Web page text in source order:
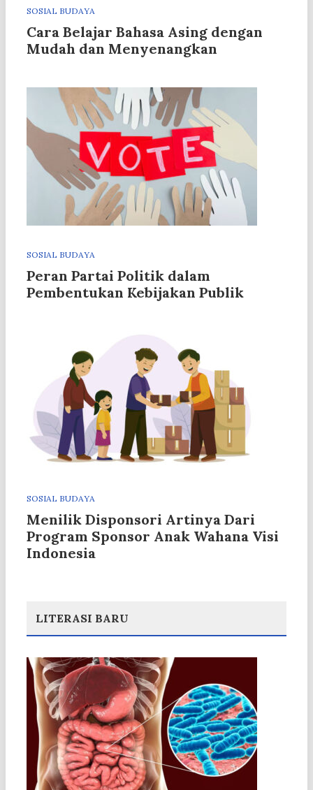
SOSIAL BUDAYA
Cara Belajar Bahasa Asing dengan
Mudah dan Menyenangkan
SOSIAL BUDAYA
Peran Partai Politik dalam
Pembentukan Kebijakan Publik
SOSIAL BUDAYA
Menilik Disponsori Artinya Dari
Program Sponsor Anak Wahana Visi
Indonesia
LITERASI BARU